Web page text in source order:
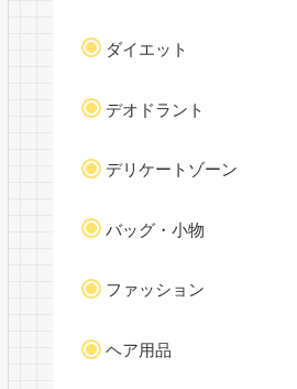
ダイエット
デオドラント
デリケートゾーン
バッグ・小物
ファッション
ヘア用品